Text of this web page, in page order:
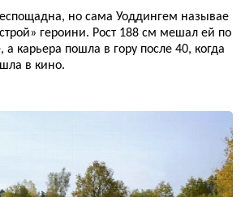
но сама Уоддингем называе
героини. Рост 188 см мешал ей по
а карьера пошла в гору после 40, когда
в кино.